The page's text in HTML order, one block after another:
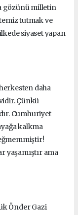
gözünü milletin
tutmak ve
siyaset yapan
daha
Çünkü
Cumhuriyet
kalkma
yaşamıştır ama
Önder Gazi